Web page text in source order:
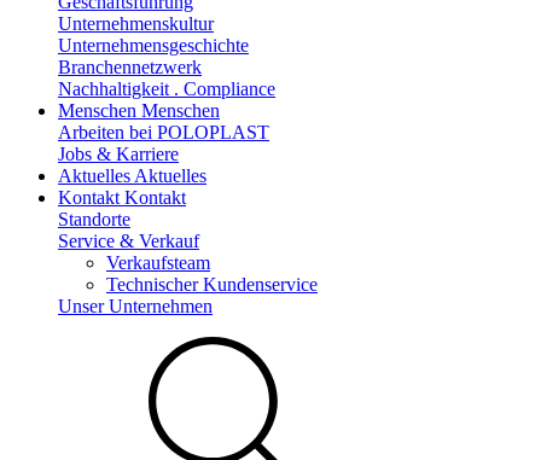
Unternehmenskultur
Unternehmensgeschichte
Branchennetzwerk
Nachhaltigkeit . Compliance
Menschen Menschen
Arbeiten bei POLOPLAST
Jobs & Karriere
Aktuelles Aktuelles
Kontakt Kontakt
Standorte
Service & Verkauf
Verkaufsteam
Technischer Kundenservice
Unser Unternehmen